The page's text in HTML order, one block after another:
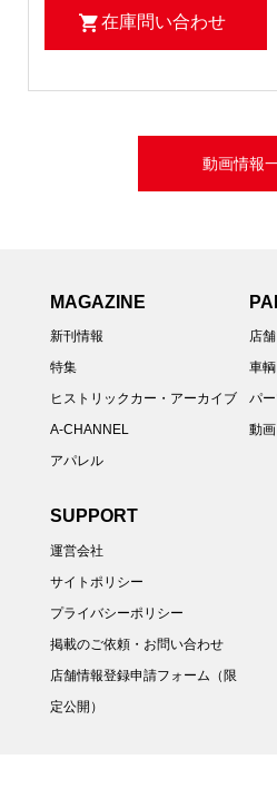
在庫問い合わせ
動画情報
MAGAZINE
新刊情報
特集
ヒストリックカー・アーカイブ
A-CHANNEL
アパレル
店舗
車輌
パ
動画
SUPPORT
運営会社
サイトポリシー
プライバシーポリシー
掲載のご依頼・お問い合わせ
店舗情報登録申請フォーム（限
定公開）